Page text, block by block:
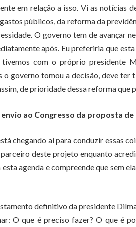
em relação a isso. Vi as notícias
públicos, da reforma da
O governo tem de avançar
após. Eu preferiria que
com o próprio presidente
governo tomou a decisão, deve ter
de prioridade dessa reforma que
ao Congresso da proposta
chegando aí para conduzir essas
deste projeto enquanto
agenda e compreende que sem
definitivo da presidente
O que é preciso fazer? O que é